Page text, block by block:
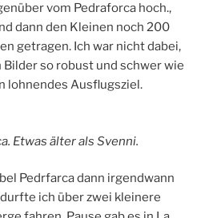
vom Pedraforca hoch.,
dann den Kleinen noch 200
getragen. Ich war nicht dabei,
so robust und schwer wie
lohnendes Ausflugsziel.
Etwas älter als Svenni.
Pedrfarca dann irgendwann
ich über zwei kleinere